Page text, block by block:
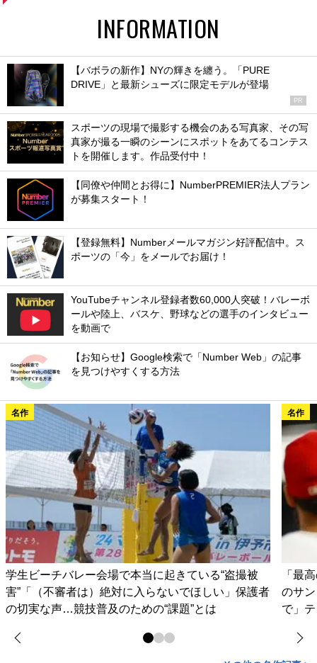
INFORMATION
【バボラの新作】NYの輝きを纏う。「PURE
DRIVE」と最新シューズに限定モデルが登場
PR
スポーツの現場で撮影する機会のある写真家、その写
真家が撮る一瞬のシーンにスポットをあてるコンテス
トを開催します。作品受付中！
【同僚や仲間とお得に】NumberPREMIER法人プラン
が募集スタート！
【登録無料】Numberメールマガジン好評配信中。ス
ポーツの「今」をメールでお届け！
YouTubeチャンネル登録者数60,000人突破！バレーボ
ールや陸上、バスケ、野球などの選手のインタビュー
を動画で
【お知らせ】Google検索で「Number Web」の記事
を見つけやすくする方法
名作
学生ビーチバレー会場で本当に起きている“盗撮被
害”「（不審者は）絶対に入らないでほしい」保護者
の切実な声…競技普及のための“課題”とは
名作
「最
のサ
で」